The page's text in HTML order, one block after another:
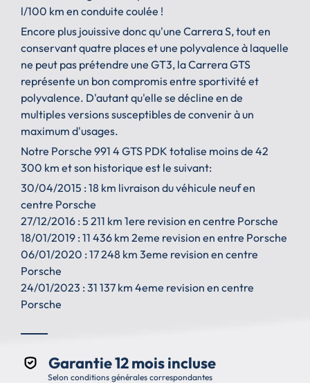
l/100 km en conduite coulée !
Encore plus jouissive donc qu'une Carrera S, tout en
conservant quatre places et une polyvalence à laquelle
ne peut pas prétendre une GT3, la Carrera GTS
représente un bon compromis entre sportivité et
polyvalence. D'autant qu'elle se décline en de
multiples versions susceptibles de convenir à un
maximum d'usages.
Notre Porsche 991 4 GTS PDK totalise moins de 42
300 km et son historique est le suivant:
30/04/2015 : 18 km livraison du véhicule neuf en
centre Porsche
27/12/2016 : 5 211 km 1ere revision en centre Porsche
18/01/2019 : 11 436 km 2eme revision en entre Porsche
06/01/2020 : 17 248 km 3eme revision en centre
Porsche
24/01/2023 : 31 137 km 4eme revision en centre
Porsche
Garantie 12 mois incluse
Selon conditions générales correspondantes